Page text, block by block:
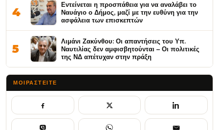
4
Εντείνεται η προσπάθεια για να αναλάβει το
Ναυάγιο ο Δήμος, μαζί με την ευθύνη για την
ασφάλεια των επισκεπτών
5
Λιμάνι Ζακύνθου: Οι απαντήσεις του Υπ.
Ναυτιλίας δεν αμφισβητούνται – Οι πολιτικές
της ΝΔ απέτυχαν στην πράξη
ΜΟΙΡΑΣΤΕΊΤΕ